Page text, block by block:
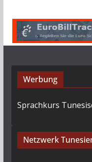
Werbung
Sprachkurs
Netzwerk